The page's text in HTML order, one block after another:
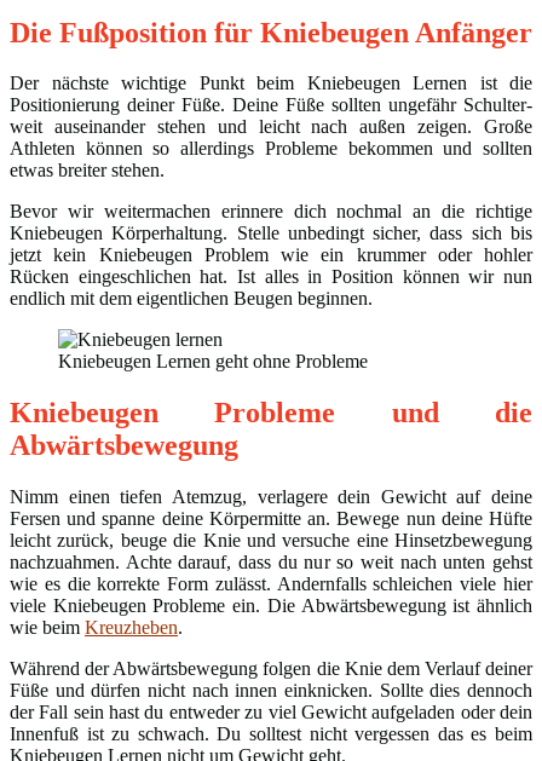
Die Fußposition für Kniebeugen Anfänger
Der nächste wichtige Punkt beim Kniebeugen Lernen ist die
Positionierung deiner Füße. Deine Füße sollten ungefähr Schulter-
weit auseinander stehen und leicht nach außen zeigen. Große
Athleten können so allerdings Probleme bekommen und sollten
etwas breiter stehen.
Bevor wir weitermachen erinnere dich nochmal an die richtige
Kniebeugen Körperhaltung. Stelle unbedingt sicher, dass sich bis
jetzt kein Kniebeugen Problem wie ein krummer oder hohler
Rücken eingeschlichen hat. Ist alles in Position können wir nun
endlich mit dem eigentlichen Beugen beginnen.
Kniebeugen Lernen geht ohne Probleme
Kniebeugen Probleme und die
Abwärtsbewegung
Nimm einen tiefen Atemzug, verlagere dein Gewicht auf deine
Fersen und spanne deine Körpermitte an. Bewege nun deine Hüfte
leicht zurück, beuge die Knie und versuche eine Hinsetzbewegung
nachzuahmen. Achte darauf, dass du nur so weit nach unten gehst
wie es die korrekte Form zulässt. Andernfalls schleichen viele hier
viele Kniebeugen Probleme ein. Die Abwärtsbewegung ist ähnlich
wie beim Kreuzheben.
Während der Abwärtsbewegung folgen die Knie dem Verlauf deiner
Füße und dürfen nicht nach innen einknicken. Sollte dies dennoch
der Fall sein hast du entweder zu viel Gewicht aufgeladen oder dein
Innenfuß ist zu schwach. Du solltest nicht vergessen das es beim
Kniebeugen Lernen nicht um Gewicht geht.